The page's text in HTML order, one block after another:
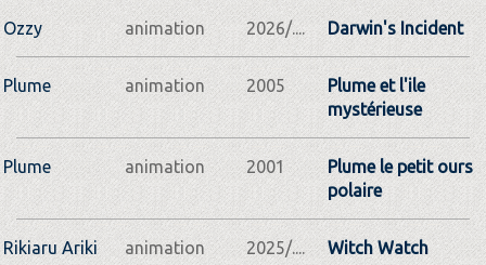
Ozzy animation 2026/.... Darwin's Incident
Plume animation 2005
Plume et l'ile
mystérieuse
Plume animation 2001
Plume le petit ours
polaire
Rikiaru Ariki animation 2025/.... Witch Watch